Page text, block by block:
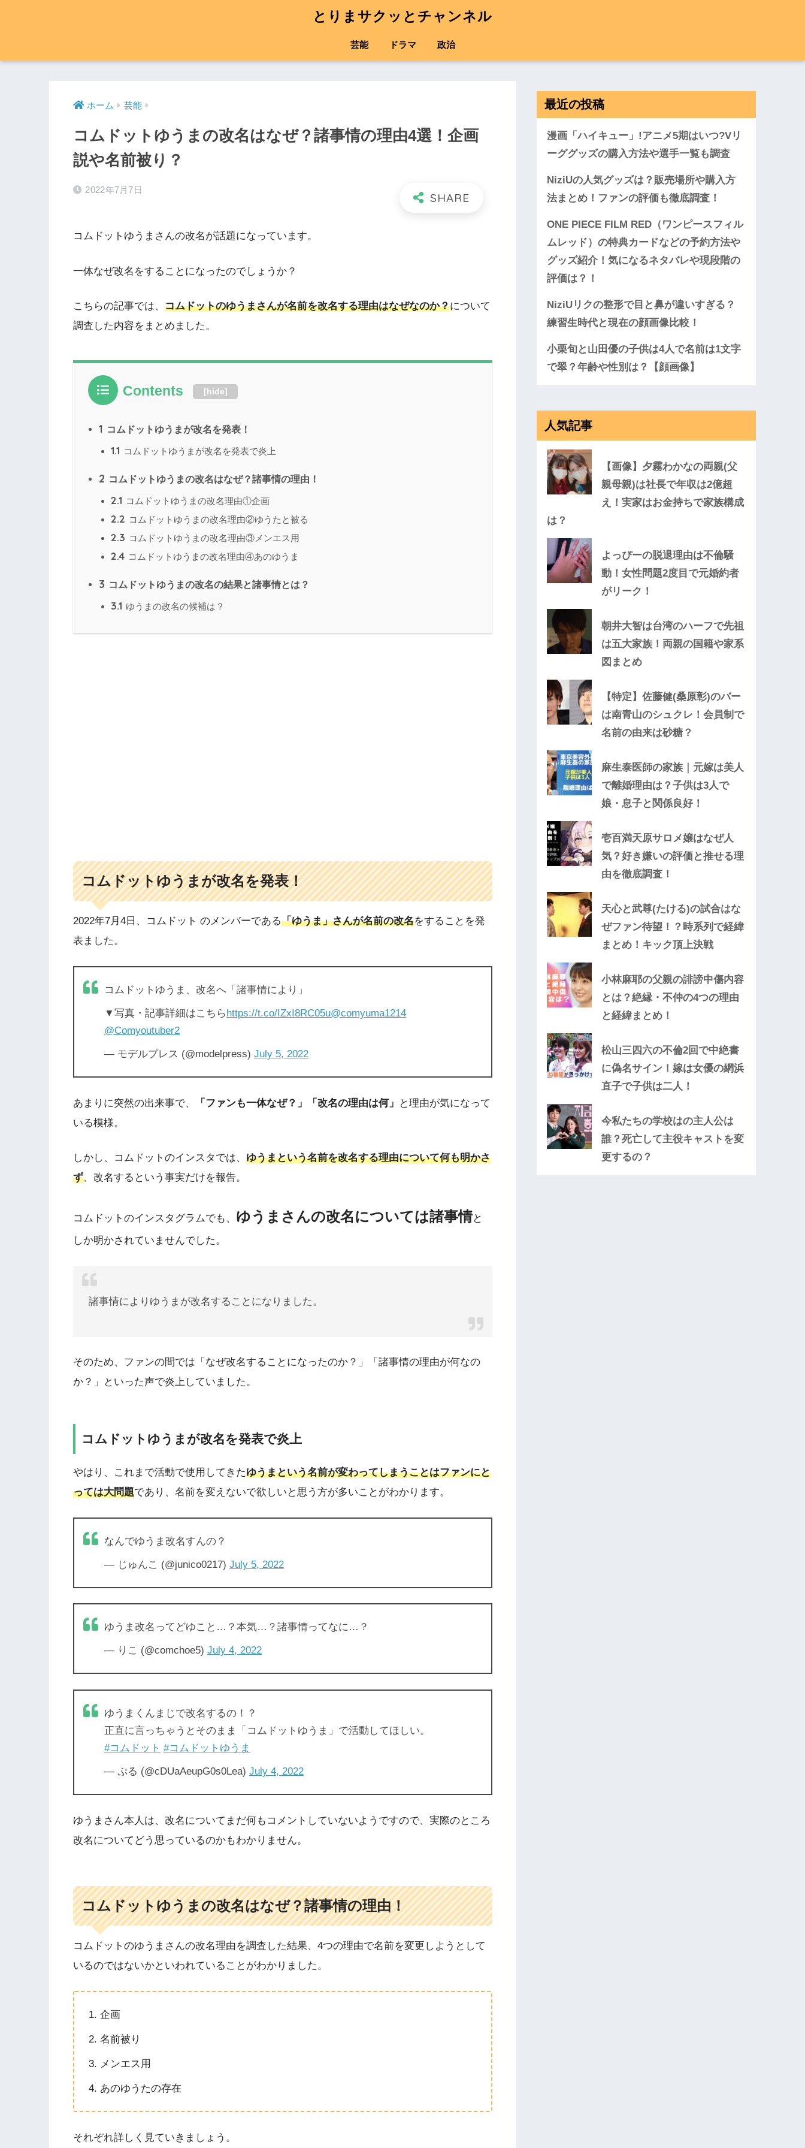
とりまサクッとチャンネル
芸能 ドラマ 政治
ホーム 芸能
コムドットゆうまの改名はなぜ？諸事情の理由4選！企画
説や名前被り？
2022年7月7日
コムドットゆうまさんの改名が話題になっています。
一体なぜ改名をすることになったのでしょうか？
こちらの記事では、 コムドットのゆうまさんが名前を改名する理由はなぜなのか？について
調査した内容をまとめました。
Contents [hide]
1 コムドットゆうまが改名を発表！
1.1 コムドットゆうまが改名を発表で炎上
2 コムドットゆうまの改名はなぜ？諸事情の理由！
2.1 コムドットゆうまの改名理由①企画
2.2 コムドットゆうまの改名理由②ゆうたと被る
2.3 コムドットゆうまの改名理由③メンエス用
2.4 コムドットゆうまの改名理由④あのゆうま
3 コムドットゆうまの改名の結果と諸事情とは？
3.1 ゆうまの改名の候補は？
コムドットゆうまが改名を発表！
2022年7月4日、コムドット のメンバーである「ゆうま」さんが名前の改名をすることを発
表ました。
コムドットゆうま、改名へ「諸事情により」
▼写真・記事詳細はこちらhttps://t.co/IZxI8RC05u@comyuma1214
@Comyoutuber2
— モデルプレス (@modelpress) July 5, 2022
あまりに突然の出来事で、 「ファンも一体なぜ？」「改名の理由は何」
と理由が気になって
いる模様。
しかし、コムドットのインスタでは、 ゆうまという名前を改名する理由について何も明かさ
ず、改名するという事実だけを報告。
コムドットのインスタグラムでも、 ゆうまさんの改名については諸事情と
しか明かされていませんでした。
諸事情によりゆうまが改名することになりました。
そのため、ファンの間では「なぜ改名することになったのか？」「諸事情の理由が何なの
か？」といった声で炎上していました。
コムドットゆうまが改名を発表で炎上
やはり、これまで活動で使用してきたゆうまという名前が変わってしまうことはファンにと
っては大問題であり、名前を変えないで欲しいと思う方が多いことがわかります。
なんでゆうま改名すんの？
— じゅんこ (@junico0217) July 5, 2022
ゆうま改名ってどゆこと…？本気…？諸事情ってなに…？
— りこ (@comchoe5) July 4, 2022
ゆうまくんまじで改名するの！？
正直に言っちゃうとそのまま「コムドットゆうま」で活動してほしい。
#コムドット #コムドットゆうま
— ぷる (@cDUaAeupG0s0Lea) July 4, 2022
ゆうまさん本人は、改名についてまだ何もコメントしていないようですので、実際のところ
改名についてどう思っているのかもわかりません。
コムドットゆうまの改名はなぜ？諸事情の理由！
コムドットのゆうまさんの改名理由を調査した結果、4つの理由で名前を変更しようとして
いるのではないかといわれていることがわかりました。
企画
名前被り
メンエス用
あのゆうたの存在
それぞれ詳しく見ていきましょう。
最近の投稿
漫画「ハイキュー」!アニメ5期はいつ?Vリ
ーググッズの購入方法や選手一覧も調査
NiziUの人気グッズは？販売場所や購入方
法まとめ！ファンの評価も徹底調査！
ONE PIECE FILM RED（ワンピースフィル
ムレッド）の特典カードなどの予約方法や
グッズ紹介！気になるネタバレや現段階の
評価は？！
NiziUリクの整形で目と鼻が違いすぎる？
練習生時代と現在の顔画像比較！
小栗旬と山田優の子供は4人で名前は1文字
で翠？年齢や性別は？【顔画像】
人気記事
【画像】夕霧わかなの両親(父
親母親)は社長で年収は2億超
え！実家はお金持ちで家族構成
は？
よっぴーの脱退理由は不倫騒
動！女性問題2度目で元婚約者
がリーク！
朝井大智は台湾のハーフで先祖
は五大家族！両親の国籍や家系
図まとめ
【特定】佐藤健(桑原彰)のバー
は南青山のシュクレ！会員制で
名前の由来は砂糖？
麻生泰医師の家族｜元嫁は美人
で離婚理由は？子供は3人で
娘・息子と関係良好！
壱百満天原サロメ嬢はなぜ人
気？好き嫌いの評価と推せる理
由を徹底調査！
天心と武尊(たける)の試合はな
ぜファン待望！？時系列で経緯
まとめ！キック頂上決戦
小林麻耶の父親の誹謗中傷内容
とは？絶縁・不仲の4つの理由
と経緯まとめ！
松山三四六の不倫2回で中絶書
に偽名サイン！嫁は女優の網浜
直子で子供は二人！
今私たちの学校はの主人公は
誰？死亡して主役キャストを変
更するの？